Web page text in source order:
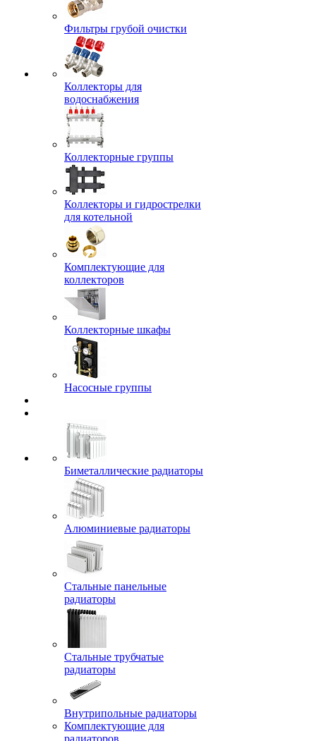
Фильтры грубой очистки
Коллекторы для
водоснабжения
Коллекторные группы
Коллекторы и гидрострелки
для котельной
Комплектующие для
коллекторов
Коллекторные шкафы
Насосные группы
Биметаллические радиаторы
Алюминиевые радиаторы
Стальные панельные
радиаторы
Стальные трубчатые
радиаторы
Внутрипольные радиаторы
Комплектующие для
радиаторов